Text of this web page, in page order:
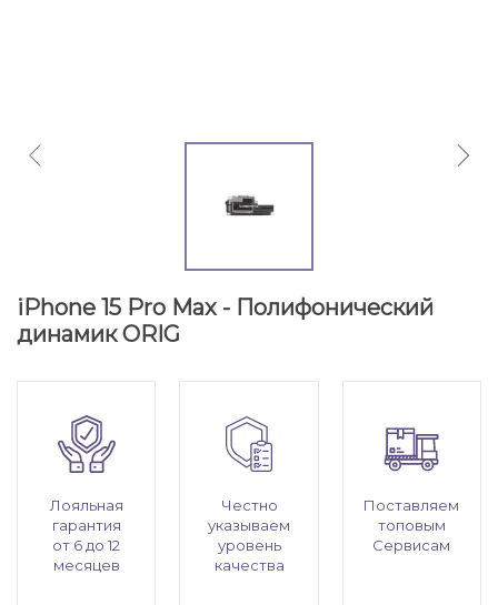
iPhone 15 Pro Max - Полифонический
динамик ORIG
Лояльная
гарантия
от 6 до 12
месяцев
Честно
указываем
уровень
качества
Поставляем
топовым
Сервисам